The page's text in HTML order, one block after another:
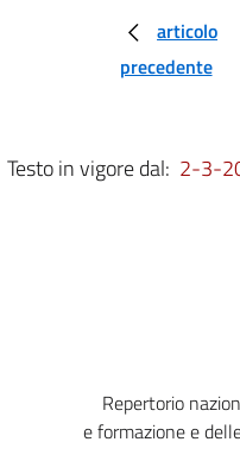
Repertorio nazionale dei
articolo
precedente
Testo in vigore dal: 2-3-
Repertorio
e formazione e